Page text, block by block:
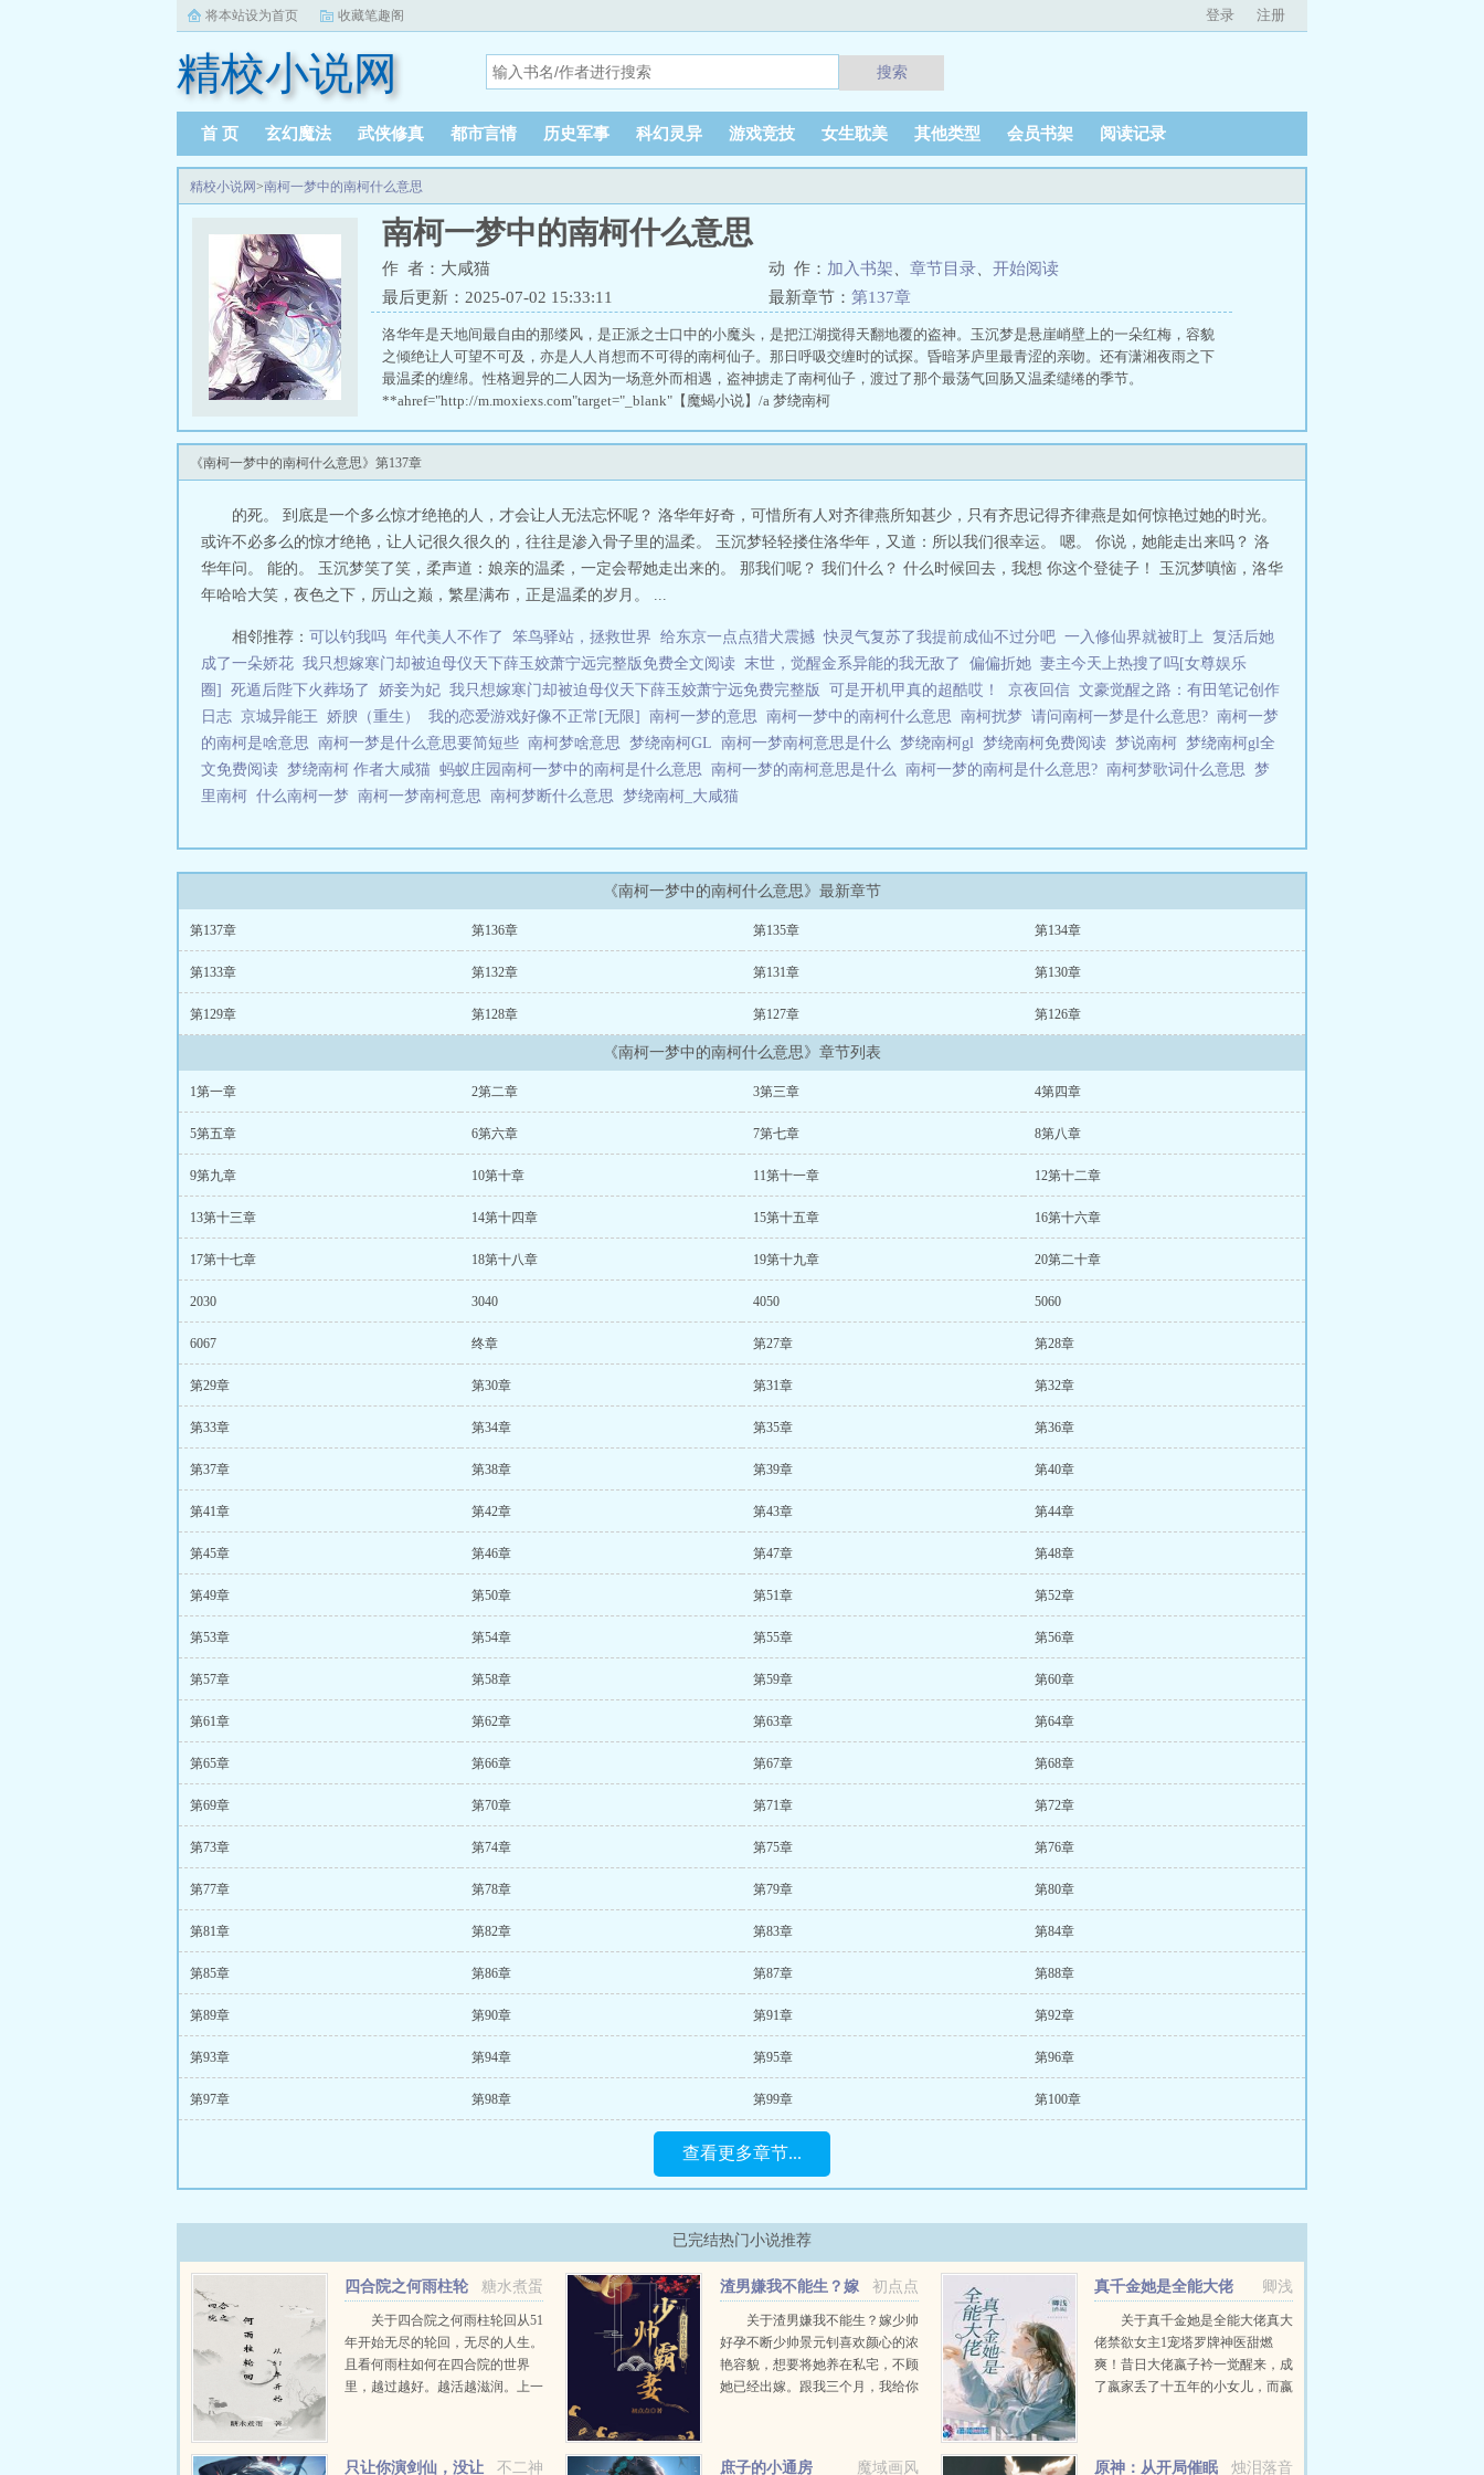
将本站设为首页 收藏笔趣阁 登录 注册
精校小说网 搜索
首 页 玄幻魔法 武侠修真 都市言情 历史军事 科幻灵异 游戏竞技 女生耽美 其他类型 会员书架 阅读记录
精校小说网>南柯一梦中的南柯什么意思
南柯一梦中的南柯什么意思
作 者：大咸猫 动 作： 加入书架 章节目录
开始阅读
最后更新：2025-07-02 15:33:11
最新章节： 第137章
洛华年是天地间最自由的那缕风，是正派之士口中的小魔头，是把江湖搅得天翻地覆的盗神。玉沉梦是悬崖峭壁上的一朵红梅，容貌
之倾绝让人可望不可及，亦是人人肖想而不可得的南柯仙子。那日呼吸交缠时的试探。昏暗茅庐里最青涩的亲吻。还有潇湘夜雨之下
最温柔的缠绵。性格迥异的二人因为一场意外而相遇，盗神掳走了南柯仙子，渡过了那个最荡气回肠又温柔缱绻的季节。
**ahref="http://m.moxiexs.com"target="_blank"【魔蝎小说】/a 梦绕南柯
《南柯一梦中的南柯什么意思》第137章
的死。 到底是一个多么惊才绝艳的人，才会让人无法忘怀呢？ 洛华年好奇，可惜所有人对齐律燕所知甚少，只有齐思记得齐律燕是如何惊艳过她的时光。
或许不必多么的惊才绝艳，让人记很久很久的，往往是渗入骨子里的温柔。 玉沉梦轻轻搂住洛华年，又道：所以我们很幸运。 嗯。 你说，她能走出来吗？ 洛
华年问。 能的。 玉沉梦笑了笑，柔声道：娘亲的温柔，一定会帮她走出来的。 那我们呢？ 我们什么？ 什么时候回去，我想 你这个登徒子！ 玉沉梦嗔恼，洛华
年哈哈大笑，夜色之下，厉山之巅，繁星满布，正是温柔的岁月。 ...
相邻推荐： 可以钓我吗 年代美人不作了 笨鸟驿站，拯救世界 给东京一点点猎犬震撼 快灵气复苏了我提前成仙不过分吧 一入修仙界就被盯上 复活后她
成了一朵娇花 我只想嫁寒门却被迫母仪天下薛玉姣萧宁远完整版免费全文阅读 末世，觉醒金系异能的我无敌了 偏偏折她 妻主今天上热搜了吗[女尊娱乐
圈]
死遁后陛下火葬场了 娇妾为妃 我只想嫁寒门却被迫母仪天下薛玉姣萧宁远免费完整版 可是开机甲真的超酷哎！ 京夜回信 文豪觉醒之路：有田笔记创作
日志 京城异能王 娇腴（重生） 我的恋爱游戏好像不正常[无限] 南柯一梦的意思 南柯一梦中的南柯什么意思 南柯扰梦 请问南柯一梦是什么意思? 南柯一梦
的南柯是啥意思 南柯一梦是什么意思要简短些 南柯梦啥意思 梦绕南柯GL 南柯一梦南柯意思是什么 梦绕南柯gl 梦绕南柯免费阅读 梦说南柯 梦绕南柯gl全
文免费阅读 梦绕南柯 作者大咸猫 蚂蚁庄园南柯一梦中的南柯是什么意思 南柯一梦的南柯意思是什么 南柯一梦的南柯是什么意思? 南柯梦歌词什么意思 梦
里南柯 什么南柯一梦 南柯一梦南柯意思 南柯梦断什么意思 梦绕南柯_大咸猫
《南柯一梦中的南柯什么意思》最新章节
第137章 第136章 第135章 第134章
第133章 第132章 第131章 第130章
第129章 第128章 第127章 第126章
《南柯一梦中的南柯什么意思》章节列表
1第一章 2第二章 3第三章 4第四章
5第五章 6第六章 7第七章 8第八章
9第九章 10第十章 11第十一章 12第十二章
13第十三章 14第十四章 15第十五章 16第十六章
17第十七章 18第十八章 19第十九章 20第二十章
2030 3040 4050 5060
6067 终章 第27章 第28章
第29章 第30章 第31章 第32章
第33章 第34章 第35章 第36章
第37章 第38章 第39章 第40章
第41章 第42章 第43章 第44章
第45章 第46章 第47章 第48章
第49章 第50章 第51章 第52章
第53章 第54章 第55章 第56章
第57章 第58章 第59章 第60章
第61章 第62章 第63章 第64章
第65章 第66章 第67章 第68章
第69章 第70章 第71章 第72章
第73章 第74章 第75章 第76章
第77章 第78章 第79章 第80章
第81章 第82章 第83章 第84章
第85章 第86章 第87章 第88章
第89章 第90章 第91章 第92章
第93章 第94章 第95章 第96章
第97章 第98章 第99章 第100章
查看更多章节...
已完结热门小说推荐
糖水煮蛋
四合院之何雨柱轮
回从51年开始
关于四合院之何雨柱轮回从51
年开始无尽的轮回，无尽的人生。
且看何雨柱如何在四合院的世界
里，越过越好。越活越滋润。上一
初点点
渣男嫌我不能生？嫁
少帅好孕不断
关于渣男嫌我不能生？嫁少帅
好孕不断少帅景元钊喜欢颜心的浓
艳容貌，想要将她养在私宅，不顾
她已经出嫁。跟我三个月，我给你
卿浅
真千金她是全能大佬
关于真千金她是全能大佬真大
佬禁欲女主1宠塔罗牌神医甜燃
爽！昔日大佬嬴子衿一觉醒来，成
了嬴家丢了十五年的小女儿，而嬴
不二神
只让你演剑仙，没让 魔域画风
庶子的小通房 烛泪落音
原神：从开局催眠